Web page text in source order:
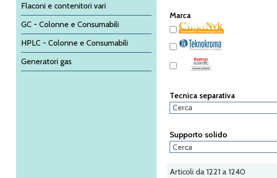
Flaconi e contenitori vari
GC - Colonne e Consumabili
HPLC - Colonne e Consumabili
Generatori gas
Marca
Tecnica separativa
Supporto solido
Articoli da 1221 a 1240